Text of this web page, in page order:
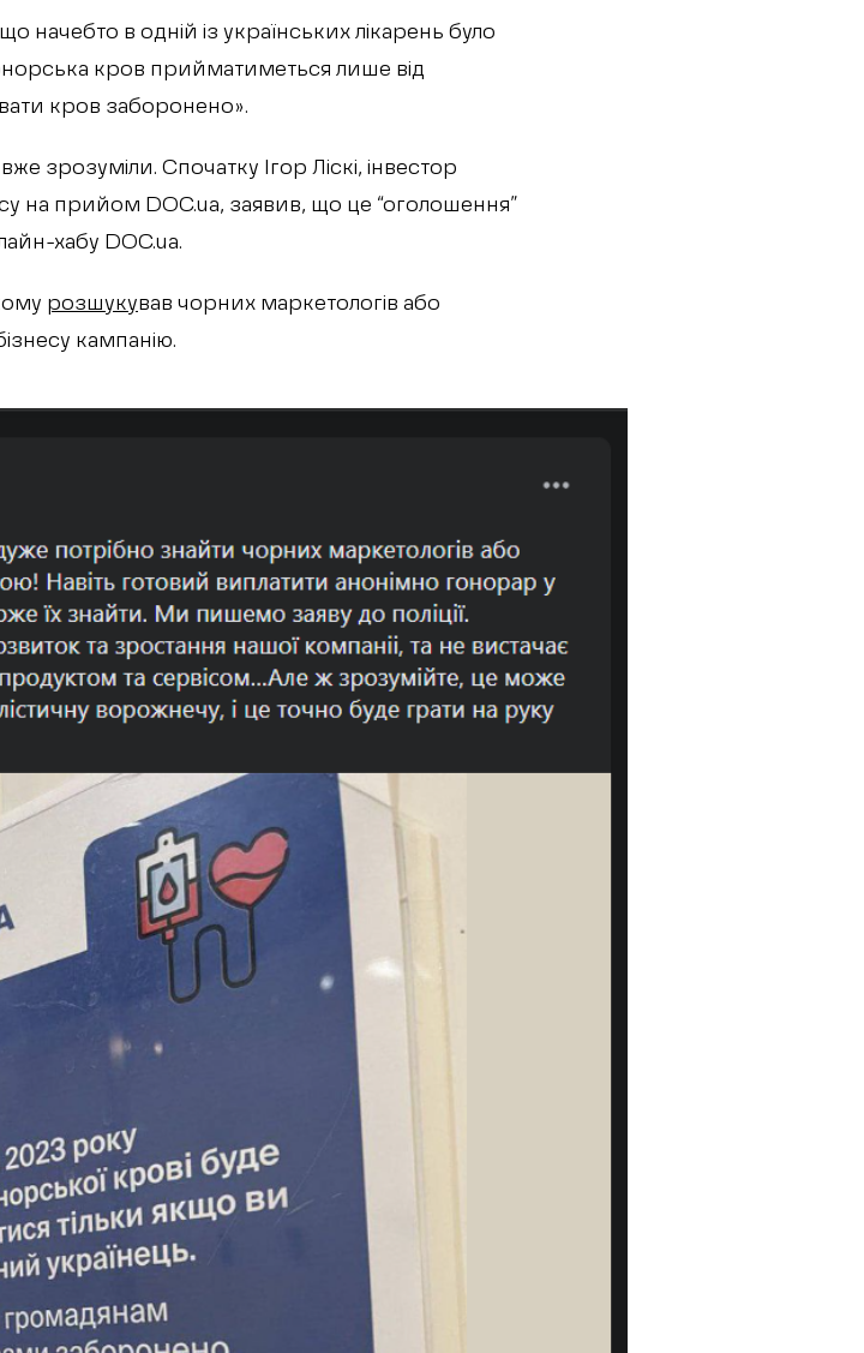
начебто в одній із українських лікарень було
кров прийматиметься лише від
кров заборонено».
зрозуміли. Спочатку Ігор Ліскі, інвестор
на прийом DOC.ua, заявив, що це “оголошення”
хабу DOC.ua.
розшукував чорних маркетологів або
кампанію.